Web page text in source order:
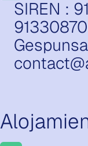
SIREN :